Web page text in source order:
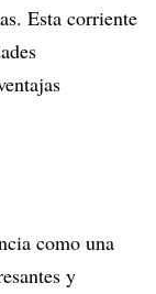
Esta corriente
como una
y